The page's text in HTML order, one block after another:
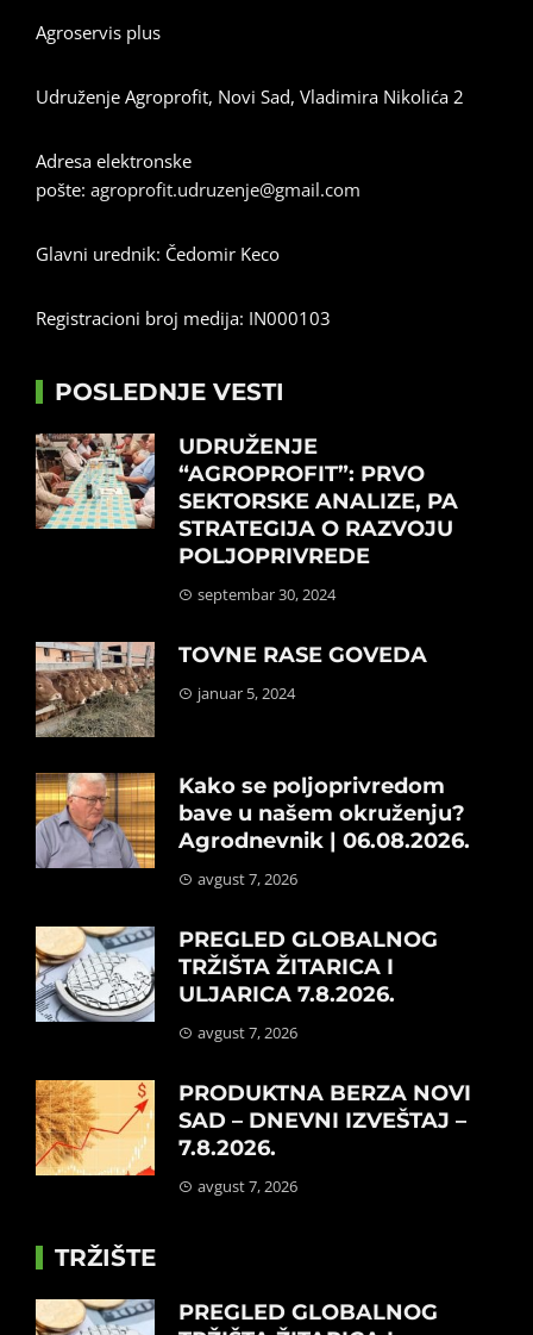
Agroservis plus
Udruženje Agroprofit, Novi Sad, Vladimira Nikolića 2
Adresa elektronske
pošte: agroprofit.udruzenje@gmail.com
Glavni urednik: Čedomir Keco
Registracioni broj medija: IN000103
POSLEDNJE VESTI
UDRUŽENJE
“AGROPROFIT”: PRVO
SEKTORSKE ANALIZE, PA
STRATEGIJA O RAZVOJU
POLJOPRIVREDE
septembar 30, 2024
TOVNE RASE GOVEDA
januar 5, 2024
Kako se poljoprivredom
bave u našem okruženju?
Agrodnevnik | 06.08.2026.
avgust 7, 2026
PREGLED GLOBALNOG
TRŽIŠTA ŽITARICA I
ULJARICA 7.8.2026.
avgust 7, 2026
PRODUKTNA BERZA NOVI
SAD – DNEVNI IZVEŠTAJ –
7.8.2026.
avgust 7, 2026
TRŽIŠTE
PREGLED GLOBALNOG